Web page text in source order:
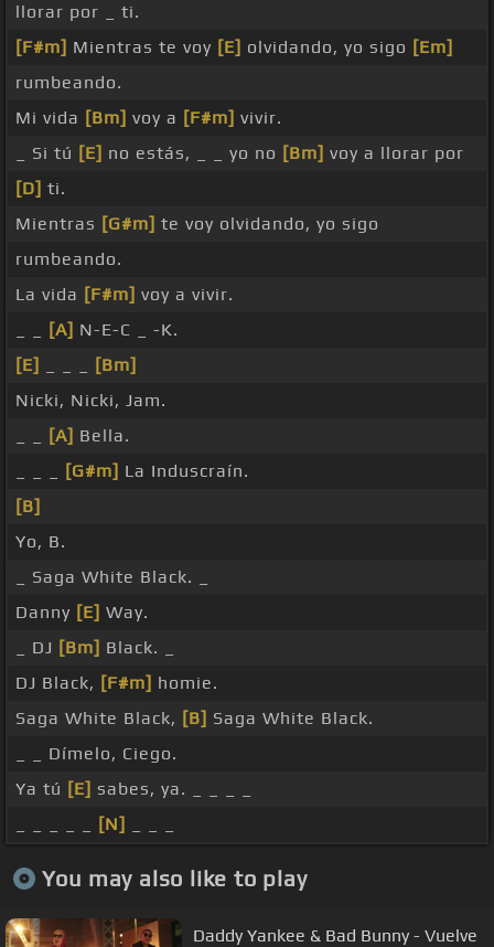
llorar por _ ti.
[F#m] Mientras te voy [E] olvidando, yo sigo [Em]
rumbeando.
Mi vida [Bm] voy a [F#m] vivir.
_ Si tú [E] no estás, _ _ yo no [Bm] voy a llorar por
[D] ti.
Mientras [G#m] te voy olvidando, yo sigo
rumbeando.
La vida [F#m] voy a vivir.
[A] N-E-C _ -K.
[E]
[Bm]
Nicki, Nicki, Jam.
[A] Bella.
[G#m] La Induscraín.
[B]
Yo, B.
_ Saga White Black. _
Danny [E] Way.
_ DJ [Bm] Black. _
DJ Black, [F#m] homie.
Saga White Black, [B] Saga White Black.
_ _ Dímelo, Ciego.
Ya tú [E] sabes, ya. _ _ _ _
[N]
You may also like to play
Daddy Yankee & Bad Bunny - Vuelve